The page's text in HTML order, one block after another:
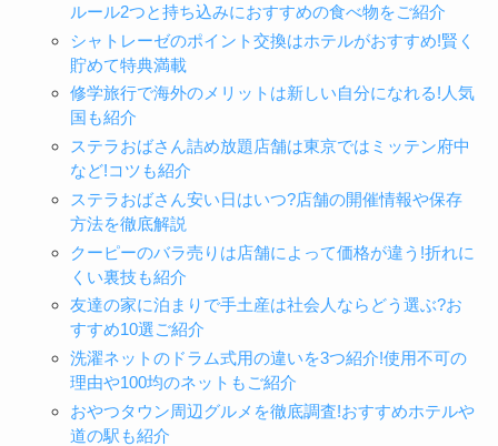
ルール2つと持ち込みにおすすめの食べ物をご紹介
シャトレーゼのポイント交換はホテルがおすすめ!賢く
貯めて特典満載
修学旅行で海外のメリットは新しい自分になれる!人気
国も紹介
ステラおばさん詰め放題店舗は東京ではミッテン府中
など!コツも紹介
ステラおばさん安い日はいつ?店舗の開催情報や保存
方法を徹底解説
クーピーのバラ売りは店舗によって価格が違う!折れに
くい裏技も紹介
友達の家に泊まりで手土産は社会人ならどう選ぶ?お
すすめ10選ご紹介
洗濯ネットのドラム式用の違いを3つ紹介!使用不可の
理由や100均のネットもご紹介
おやつタウン周辺グルメを徹底調査!おすすめホテルや
道の駅も紹介